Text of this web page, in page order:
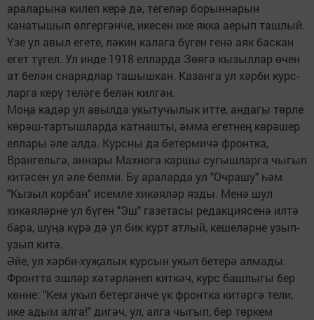
араларына килеп керә дә, тегеләр борыннарын
канатышып өлгергәнче, икесен ике якка аерып ташлый.
Үзе ул авыл егете, ләкин калага бүген генә аяк баскан
егет түгел. Ул инде 1918 елларда Зөягә кызыллар өчен
ат белән снарядлар ташышкан. Казанга ул хәрби курс­
ларга керү теләге белән килгән.
Моңа кадәр ул авылда укытучылык итте, андагы төрле
көрәш-тартышларда катнашты, әмма егетнең көрәшер
еллары әле алда. Курсны да бетермичә фронтка,
Врангельгә, аннары Махнога каршы сугышларга чыгып
китәсен ул әле белми. Бу араларда ул "Очрашу" һәм
"Кызыл корбан" исемле хикәяләр язды. Менә шул
хикәяләрне ул бүген "Эш" газетасы редакциясенә илтә
бара, шуңа күрә дә ул бик курт атлый, кешеләрне узып-
узып китә.
Әйе, ул хәрби-хуҗалык курсын укып бетерә алмады.
Фронтта эшләр хәтәрләнеп киткәч, курс башлыгы бер
көнне: "Кем укып бетергәнче үк фронтка китәргә тели,
ике адым алга!" дигәч, ул, алга чыгып, бер төркем